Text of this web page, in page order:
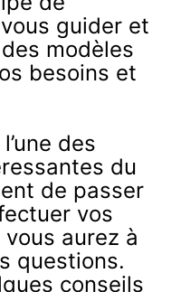
guider et
modèles
besoins et
des
du
de passer
vos
aurez à
questions.
conseils